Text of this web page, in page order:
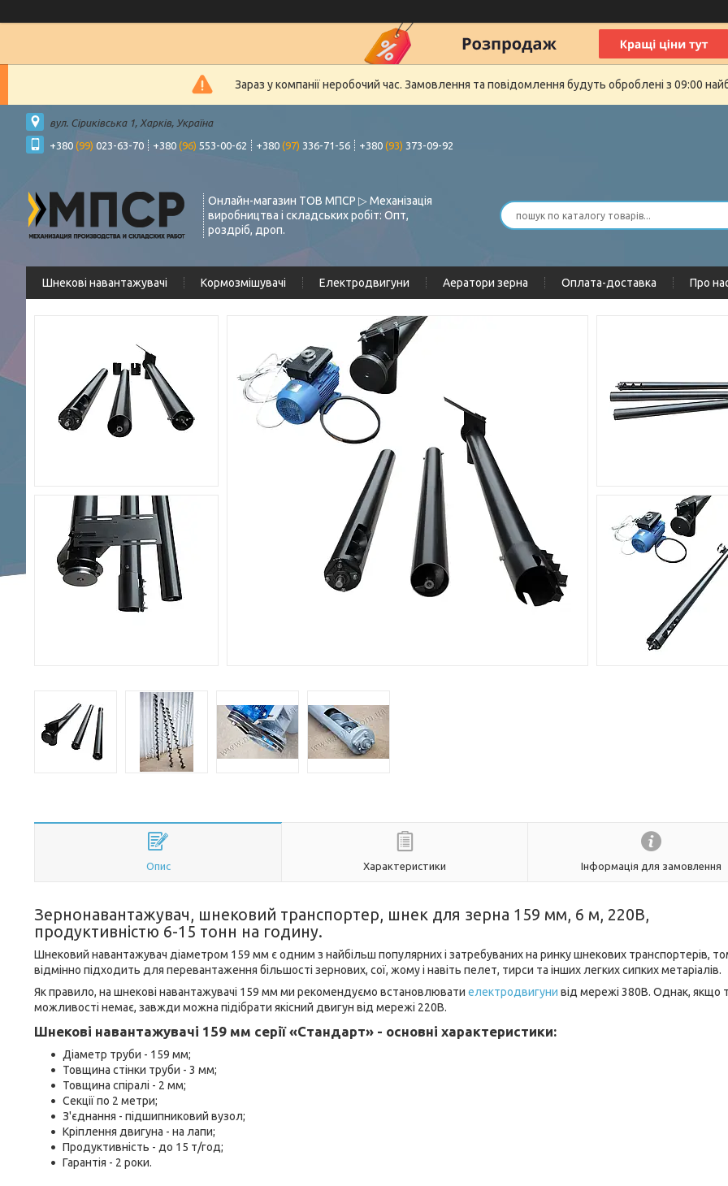
Зараз у компанії неробочий час. Замовлення та повідомлення будуть оброблені з 09:00
вул. Сіриківська 1, Харків, Україна
+380 (99) 023-63-70 +380 (96) 553-00-62 +380 (97) 336-71-56 +380 (93) 373-09-92
Онлайн-магазин ТОВ МПСР ▷ Механізація
виробництва і складських робіт: Опт,
роздріб, дроп.
Шнекові навантажувачі Кормозмішувачі Електродвигуни Аератори зерна Оплата-доставка Про
Опис Характеристики Інформація для замовлення
Зернонавантажувач, шнековий транспортер, шнек для зерна 159 мм, 6 м, 220В,
продуктивністю 6-15 тонн на годину.
Шнековий навантажувач діаметром 159 мм є одним з найбільш популярних і затребуваних на ринку шнекових транспортерів,
відмінно підходить для перевантаження більшості зернових, сої, жому і навіть пелет, тирси та інших легких сипких метаріалів.
Як правило, на шнекові навантажувачі 159 мм ми рекомендуємо встановлювати електродвигуни від мережі 380В. Однак, якщо
можливості немає, завжди можна підібрати якісний двигун від мережі 220В.
Шнекові навантажувачі 159 мм серії «Стандарт» - основні характеристики:
Діаметр труби - 159 мм;
Товщина стінки труби - 3 мм;
Товщина спіралі - 2 мм;
Секції по 2 метри;
З'єднання - підшипниковий вузол;
Кріплення двигуна - на лапи;
Продуктивність - до 15 т/год;
Гарантія - 2 роки.